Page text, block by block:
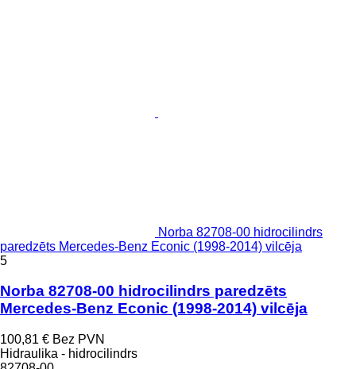
Norba 82708-00 hidrocilindrs
paredzēts Mercedes-Benz Econic (1998-2014) vilcēja
5
Norba 82708-00 hidrocilindrs paredzēts
Mercedes-Benz Econic (1998-2014) vilcēja
100,81 € Bez PVN
Hidraulika - hidrocilindrs